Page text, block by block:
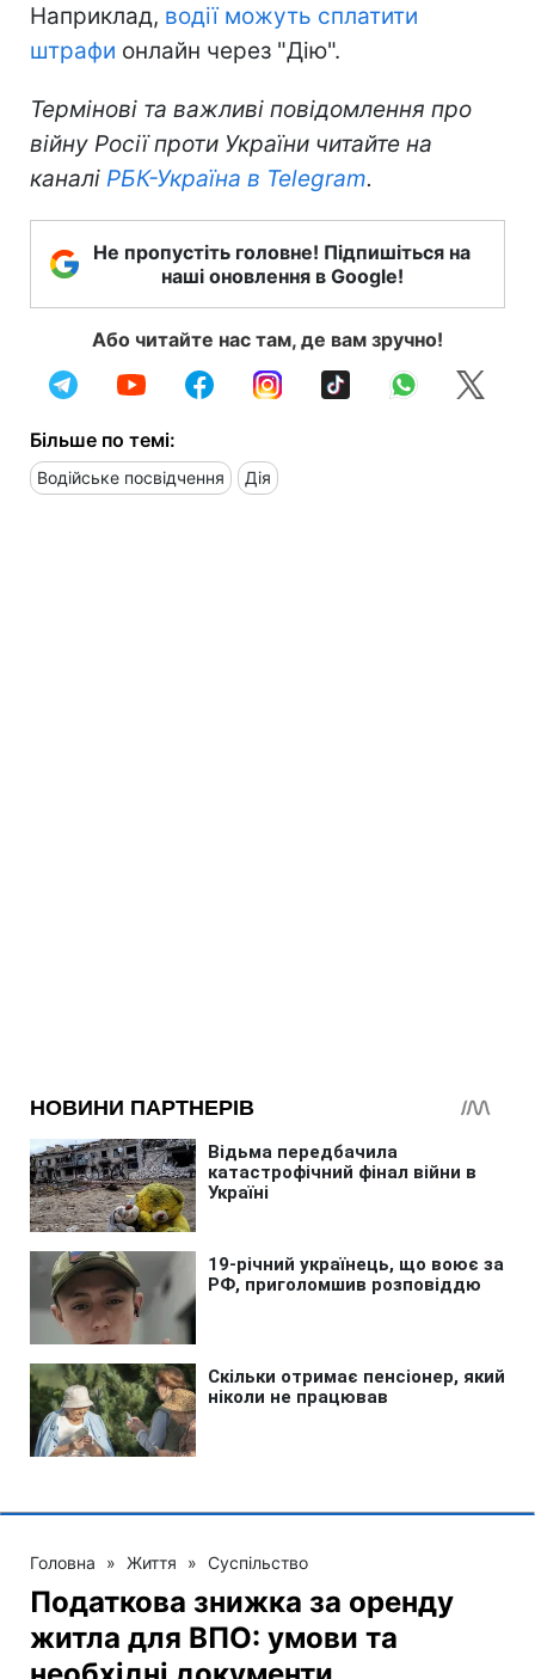
Наприклад, водії можуть сплатити
штрафи онлайн через "Дію".
Термінові та важливі повідомлення про
війну Росії проти України читайте на
каналі РБК-Україна в Telegram.
Не пропустіть головне! Підпишіться на
наші оновлення в Google!
Або читайте нас там, де вам зручно!
Більше по темі:
Водійське посвідчення Дія
Головна » Життя » Суспільство
Податкова знижка за оренду
житла для ВПО: умови та